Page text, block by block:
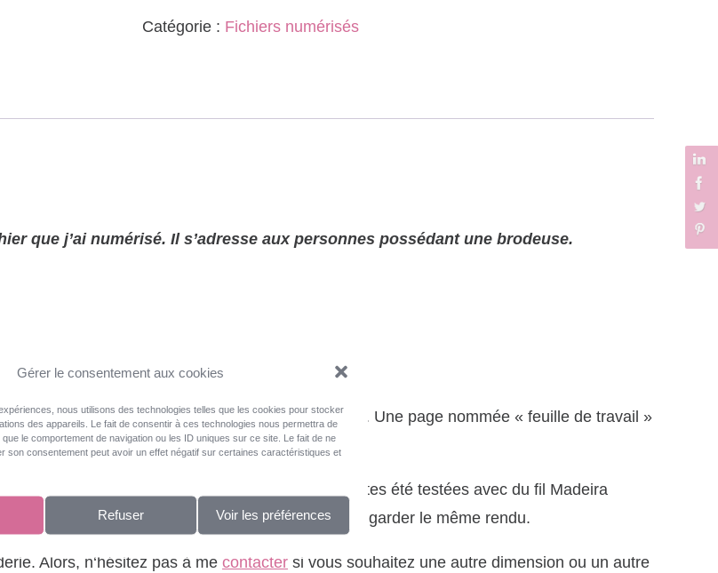
Gérer le consentement aux cookies
nous utilisons des technologies telles que les cookies pour stocker
des appareils. Le fait de consentir à ces technologies nous permettra de
le comportement de navigation ou les ID uniques sur ce site. Le fait de ne
son consentement peut avoir un effet négatif sur certaines caractéristiques et
Refuser Voir les préférences
FLEUR
7
7.5cm
Catégorie : Fichiers numérisés
que j’ai numérisé. Il s’adresse aux personnes possédant une brodeuse.
DST, EXP, HUS, JEF, PCS, PES, VIP, VP3, XXX. Une page nommée « feuille de travail »
» avec Wings’ Modular.
Ces broderies ont toutes été testées avec du fil Madeira
une grosseur de fil identique soit du 40 afin de garder le même rendu.
Alors, n‘hésitez pas à me contacter si vous souhaitez une autre dimension ou un autre